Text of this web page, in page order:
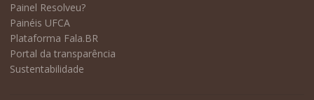
Painel Resolveu?
Painéis UFCA
Plataforma Fala.BR
Portal da transparência
Sustentabilidade